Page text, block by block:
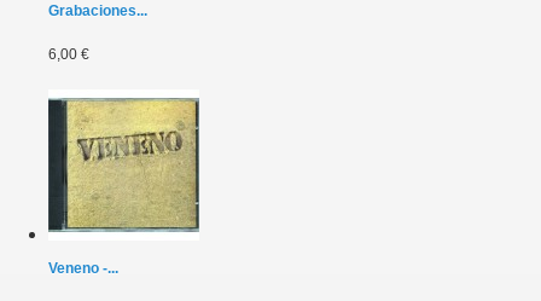
Grabaciones...
6,00 €
Veneno -...